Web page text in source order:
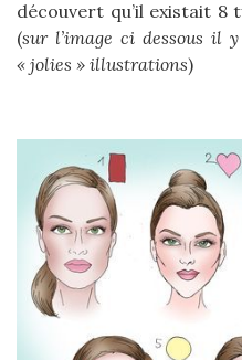
découvert qu’il existait 8
(sur l’image ci dessous il
« jolies » illustrations)